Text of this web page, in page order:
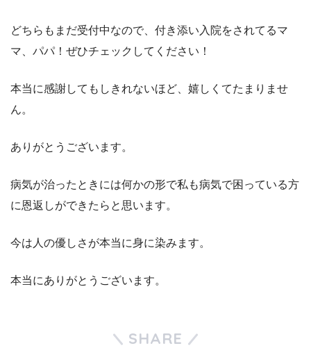
どちらもまだ受付中なので、付き添い入院をされてるマ
マ、パパ！ぜひチェックしてください！
本当に感謝してもしきれないほど、嬉しくてたまりませ
ん。
ありがとうございます。
病気が治ったときには何かの形で私も病気で困っている方
に恩返しができたらと思います。
今は人の優しさが本当に身に染みます。
本当にありがとうございます。
SHARE